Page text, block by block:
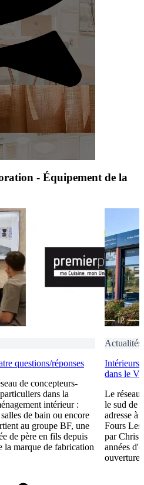
- Équipement de la
questions/réponses
de concepteurs-
dans la
intérieur :
de bain ou encore
au groupe BF, une
de père en fils depuis
la marque de fabrication
Actualités
Intérieurs
dans le
Le réseau
le sud de
adresse à
Fours Les
par
années
ouverture